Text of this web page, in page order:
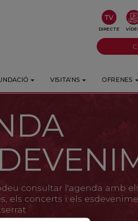
DIRECTE
VISITA'NS OFRENES
consultar l'agenda amb
els concerts i els